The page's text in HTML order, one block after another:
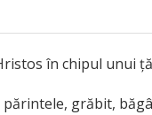
în chipul unui
grăbit,